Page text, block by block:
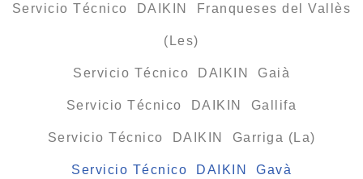
Servicio Técnico DAIKIN Franqueses del Vallès
(Les)
Servicio Técnico DAIKIN Gaià
Servicio Técnico DAIKIN Gallifa
Servicio Técnico DAIKIN Garriga (La)
Servicio Técnico DAIKIN Gavà